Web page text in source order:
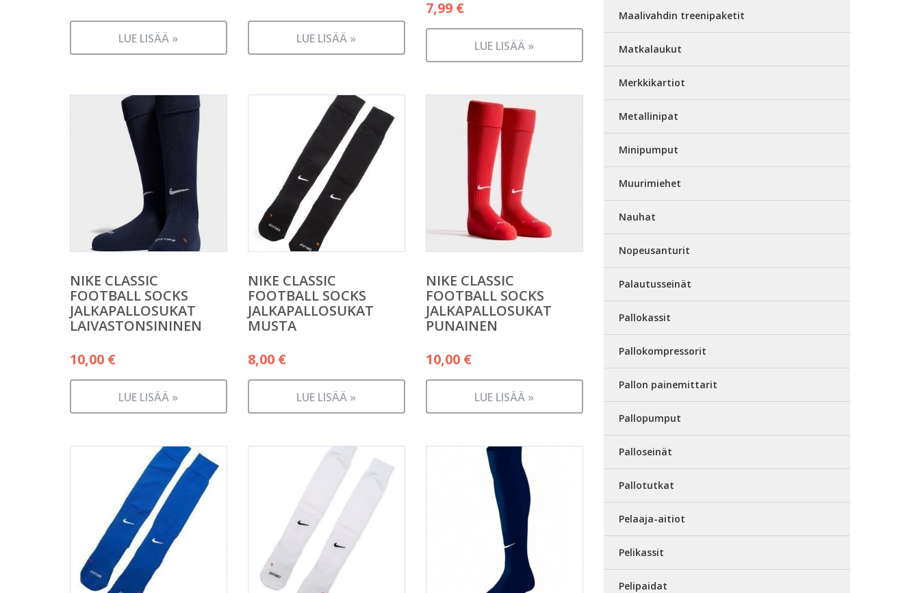
LUE LISÄÄ » LUE LISÄÄ »
7,99 €
LUE LISÄÄ »
NIKE CLASSIC
FOOTBALL SOCKS
JALKAPALLOSUKAT
LAIVASTONSININEN
10,00 €
LUE LISÄÄ »
NIKE CLASSIC
FOOTBALL SOCKS
JALKAPALLOSUKAT
MUSTA
8,00 €
LUE LISÄÄ »
NIKE CLASSIC
FOOTBALL SOCKS
JALKAPALLOSUKAT
PUNAINEN
10,00 €
LUE LISÄÄ »
Maalivahdin treenipaketit
Matkalaukut
Merkkikartiot
Metallinipat
Minipumput
Muurimiehet
Nauhat
Nopeusanturit
Palautusseinät
Pallokassit
Pallokompressorit
Pallon painemittarit
Pallopumput
Palloseinät
Pallotutkat
Pelaaja-aitiot
Pelikassit
Pelipaidat